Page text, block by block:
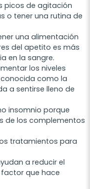
picos de agitación
o tener una rutina de
una alimentación
del apetito es más
en la sangre.
los niveles
como la
a sentirse lleno de
insomnio porque
de los complementos
tratamientos para
a reducir el
factor que hace